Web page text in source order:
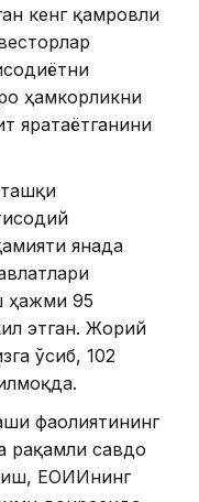
кенг қамровли
ҳамкорликни
яратаётганини
ташқи
янада
ҳажми 95
этган. Жорий
ўсиб, 102
фаолиятининг
рақамли савдо
ЕОИИнинг